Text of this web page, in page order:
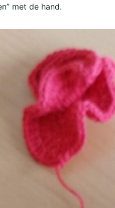
met de hand.